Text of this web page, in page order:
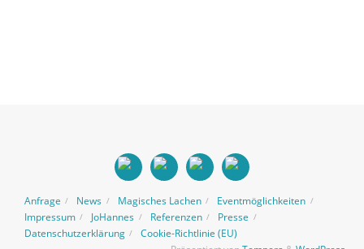
Anfrage News Magisches Lachen
Eventmöglichkeiten
Impressum
JoHannes Referenzen
Presse
Datenschutzerklärung
Cookie-Richtlinie (EU)